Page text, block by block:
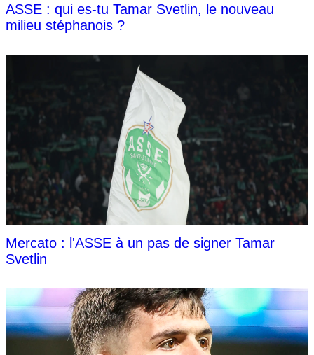
ASSE : qui es-tu Tamar Svetlin, le nouveau
milieu stéphanois ?
Mercato : l'ASSE à un pas de signer Tamar
Svetlin